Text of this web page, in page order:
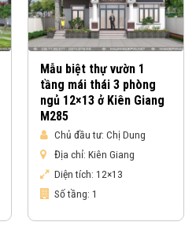
Mẫu biệt thự vườn 1
tầng mái thái 3 phòng
ngủ 12×13 ở Kiên Giang
M285
Chủ đầu tư: Chị Dung
Địa chỉ: Kiên Giang
Diện tích: 12×13
Số tầng: 1